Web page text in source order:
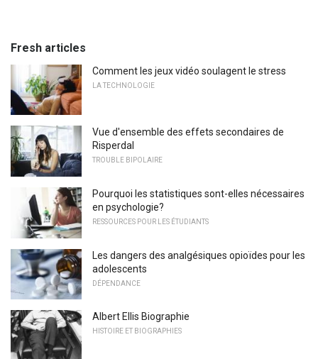
Fresh articles
Comment les jeux vidéo soulagent le stress
LA TECHNOLOGIE
Vue d'ensemble des effets secondaires de
Risperdal
TROUBLE BIPOLAIRE
Pourquoi les statistiques sont-elles nécessaires
en psychologie?
RESSOURCES POUR LES ÉTUDIANTS
Les dangers des analgésiques opioïdes pour les
adolescents
DÉPENDANCE
Albert Ellis Biographie
HISTOIRE ET BIOGRAPHIES